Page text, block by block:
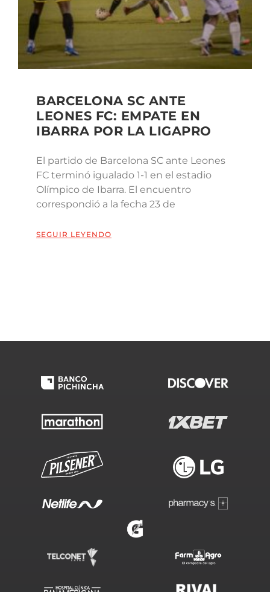
BARCELONA SC ANTE
LEONES FC: EMPATE EN
IBARRA POR LA LIGAPRO
El partido de Barcelona SC ante Leones
FC terminó igualado 1-1 en el estadio
Olímpico de Ibarra. El encuentro
correspondió a la fecha 23 de
SEGUIR LEYENDO